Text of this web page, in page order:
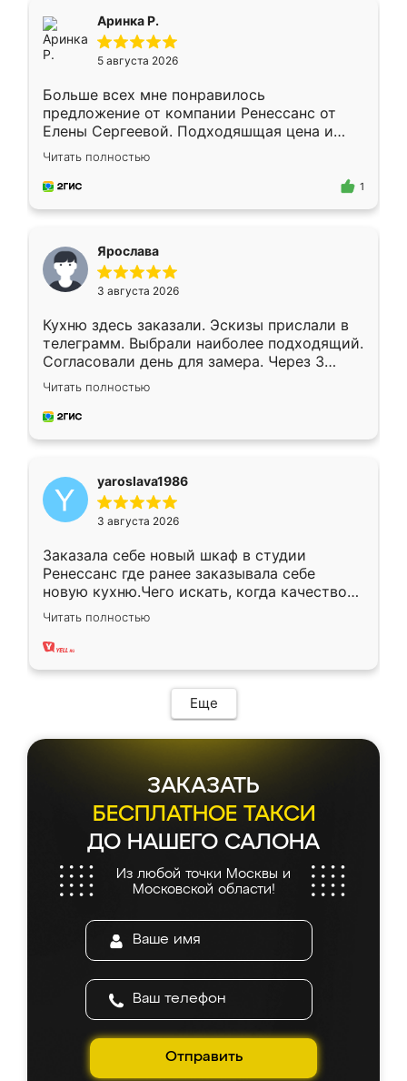
Аринка Р.
5 августа 2026
Больше всех мне понравилось
предложение от компании Ренессанс от
Елены Сергеевой. Подходяшщая цена и
короткие сроки изготовления. Приехавший
для замера сотрудник Владислав
предложил по моему эскизу самый
Читать полностью
1
Ярослава
3 августа 2026
Кухню здесь заказали. Эскизы прислали в
телеграмм. Выбрали наиболее подходящий.
Согласовали день для замера. Через 3
недели кухня была уже готова. Остались
довольны работой. Спасибо Ренессанс
мебель за качественную работу!
Читать полностью
yaroslava1986
3 августа 2026
Заказала себе новый шкаф в студии
Ренессанс где ранее заказывала себе
новую кухню.Чего искать, когда качеством
вполне довольна. Служит кухня уже почти
два года, нареканий нет.
Читать полностью
Еще
ЗАКАЗАТЬ
БЕСПЛАТНОЕ ТАКСИ
ДО НАШЕГО САЛОНА
Из любой точки Москвы и
Московской области!
Отправить